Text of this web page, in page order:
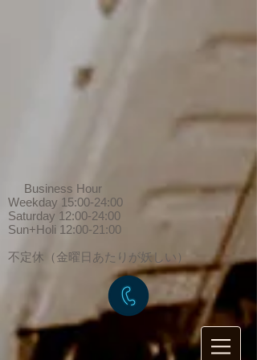
Business Hour
Weekday 15:00-24:00
Saturday 12:00-24:00
Sun+Holi 12:00-21:00
​不定休（金曜日あたりが妖しい）